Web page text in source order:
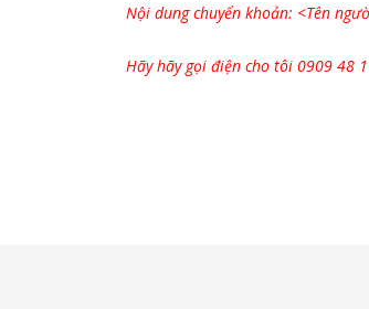
Nội dung chuyển khoản: <Tên
Hãy hãy gọi điện cho tôi 0909 48